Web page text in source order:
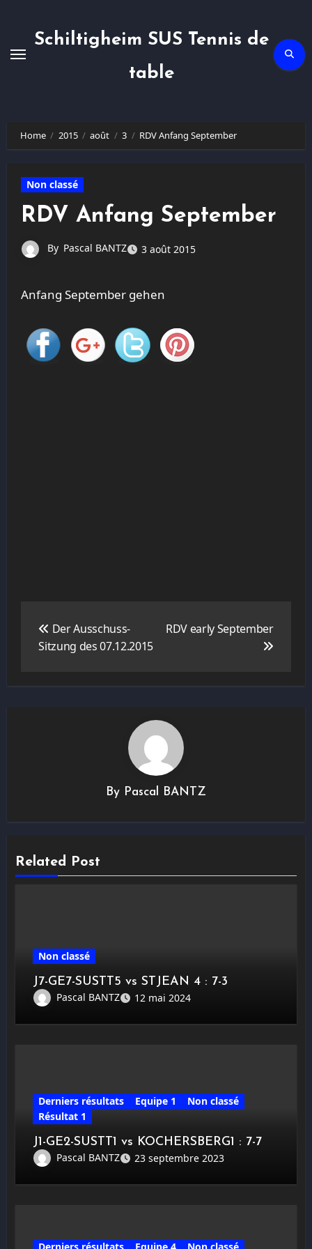
Schiltigheim SUS Tennis de
table
Home 2015 août 3 RDV Anfang September
Non classé
RDV Anfang September
By Pascal BANTZ 3 août 2015
Anfang September gehen
l’article
Der Ausschuss-
Sitzung des 07.12.2015
RDV early September
By Pascal BANTZ
Related Post
Non classé
J7-GE7-SUSTT5 vs STJEAN 4 : 7-3
Pascal BANTZ
12 mai 2024
Derniers résultats Equipe 1
Non classé
Résultat 1
J1-GE2-SUSTT1 vs KOCHERSBERG1 : 7-7
Pascal BANTZ
23 septembre 2023